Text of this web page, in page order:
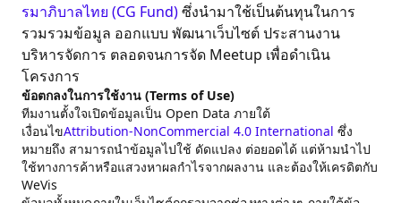
รมาภิบาลไทย (CG Fund)ซึ่งนำมาใช้เป็นต้นทุนในการ
รวมรวมข้อมูล ออกแบบ พัฒนาเว็บไซต์ ประสานงาน
บริหารจัดการ ตลอดจนการจัด Meetup เพื่อดำเนิน
โครงการ
ข้อตกลงในการใช้งาน (Terms of Use)
ทีมงานตั้งใจเปิดข้อมูลเป็น Open Data ภายใต้
เงื่อนไขAttribution-NonCommercial 4.0 International ซึ่ง
หมายถึง สามารถนำข้อมูลไปใช้ ดัดแปลง ต่อยอดได้ แต่ห้ามนำไป
ใช้ทางการค้าหรือแสวงหาผลกำไรจากผลงาน และต้องให้เครดิตกับ
WeVis